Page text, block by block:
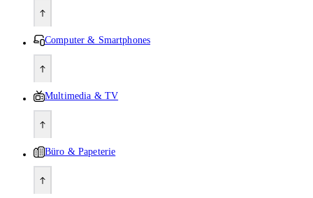
Computer & Smartphones
Multimedia & TV
Büro & Papeterie